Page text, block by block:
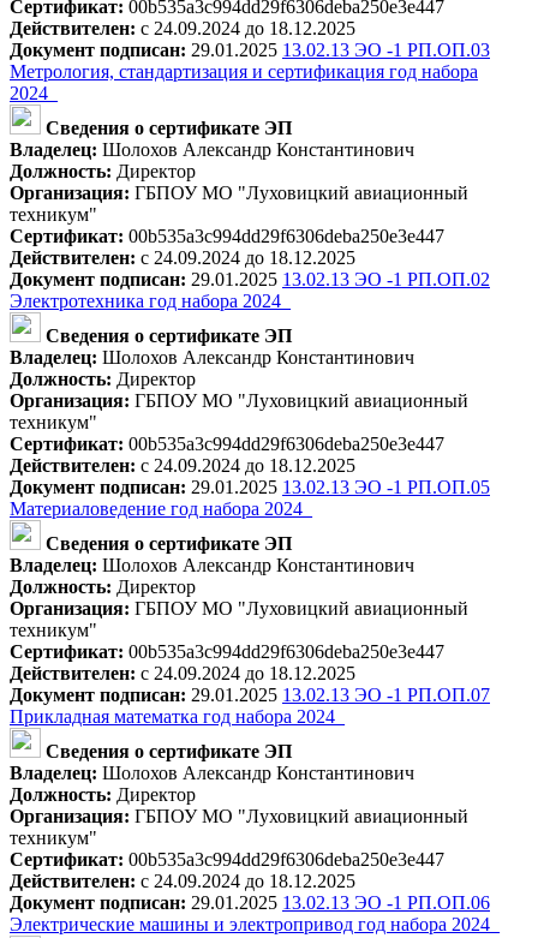
Сертификат: 00b535a3c994dd29f6306deba250e3e447
Действителен: с 24.09.2024 до 18.12.2025
Документ подписан: 29.01.2025 13.02.13 ЭО -1 РП.ОП.03
Метрология, стандартизация и сертификация год набора
2024_
Сведения о сертификате ЭП
Владелец: Шолохов Александр Константинович
Должность: Директор
Организация: ГБПОУ МО "Луховицкий авиационный
техникум"
Сертификат: 00b535a3c994dd29f6306deba250e3e447
Действителен: с 24.09.2024 до 18.12.2025
Документ подписан: 29.01.2025 13.02.13 ЭО -1 РП.ОП.02
Электротехника год набора 2024_
Сведения о сертификате ЭП
Владелец: Шолохов Александр Константинович
Должность: Директор
Организация: ГБПОУ МО "Луховицкий авиационный
техникум"
Сертификат: 00b535a3c994dd29f6306deba250e3e447
Действителен: с 24.09.2024 до 18.12.2025
Документ подписан: 29.01.2025 13.02.13 ЭО -1 РП.ОП.05
Материаловедение год набора 2024_
Сведения о сертификате ЭП
Владелец: Шолохов Александр Константинович
Должность: Директор
Организация: ГБПОУ МО "Луховицкий авиационный
техникум"
Сертификат: 00b535a3c994dd29f6306deba250e3e447
Действителен: с 24.09.2024 до 18.12.2025
Документ подписан: 29.01.2025 13.02.13 ЭО -1 РП.ОП.07
Прикладная математка год набора 2024_
Сведения о сертификате ЭП
Владелец: Шолохов Александр Константинович
Должность: Директор
Организация: ГБПОУ МО "Луховицкий авиационный
техникум"
Сертификат: 00b535a3c994dd29f6306deba250e3e447
Действителен: с 24.09.2024 до 18.12.2025
Документ подписан: 29.01.2025 13.02.13 ЭО -1 РП.ОП.06
Электрические машины и электропривод год набора 2024_